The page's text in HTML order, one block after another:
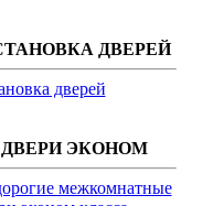
ДВЕРЕЙ
дверей
ДВЕРИ ЭКОНОМ
межкомнатные